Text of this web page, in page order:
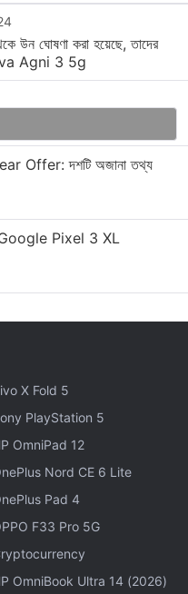
চারবছরের নিরাপত্তার
সহ একটি
স্ক্রীন আছে।পিছনের
মাধ্যমে সেলফি তোলা,গান
একটি 4nm MediaTek
চালিত।কোম্পানীর
র‍্যাম হিসেবে ব্যবহার করা
আছে,যা রিং এবং সাইলেন্ট
বৈশিষ্ট্য অনকরা বা ক্যামেরার
ক্যামেরা ইউনিট আছে।যার মধ্যে
ক্যামেরা।EIS এবং
ক্যামেরা।ফোনটির
সেলফি ক্যামেরা আছে।
যেটি বহির্ভূত মেমোরি কার্ড
LTE,Wi-Fi-6E, ব্লুটুথ 5.4,
যুক্ত করা আছে।এবং
কম্পাস, অ্যাম্বিয়েন্ট
উন ঘোষণা করা হয়েছে, তাদের
Agni 3 5g
Offer: দশটি অজানা তথ্য
Pixel 3 XL
X Fold 5
PlayStation 5
OmniPad 12
Nord CE 6 Lite
Pad 4
F33 Pro 5G
OmniBook Ultra 14 (2026)